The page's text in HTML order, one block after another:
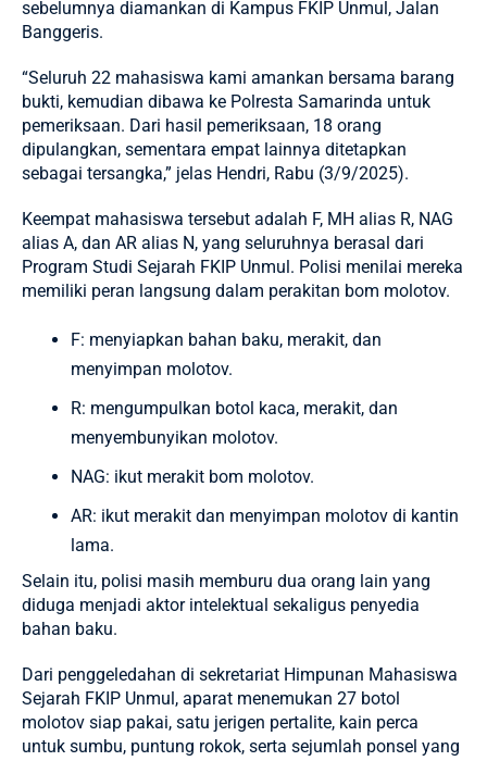
sebelumnya diamankan di Kampus FKIP Unmul, Jalan
Banggeris.
“Seluruh 22 mahasiswa kami amankan bersama barang
bukti, kemudian dibawa ke Polresta Samarinda untuk
pemeriksaan. Dari hasil pemeriksaan, 18 orang
dipulangkan, sementara empat lainnya ditetapkan
sebagai tersangka,” jelas Hendri, Rabu (3/9/2025).
Keempat mahasiswa tersebut adalah F, MH alias R, NAG
alias A, dan AR alias N, yang seluruhnya berasal dari
Program Studi Sejarah FKIP Unmul. Polisi menilai mereka
memiliki peran langsung dalam perakitan bom molotov.
F: menyiapkan bahan baku, merakit, dan
menyimpan molotov.
R: mengumpulkan botol kaca, merakit, dan
menyembunyikan molotov.
NAG: ikut merakit bom molotov.
AR: ikut merakit dan menyimpan molotov di kantin
lama.
Selain itu, polisi masih memburu dua orang lain yang
diduga menjadi aktor intelektual sekaligus penyedia
bahan baku.
Dari penggeledahan di sekretariat Himpunan Mahasiswa
Sejarah FKIP Unmul, aparat menemukan 27 botol
molotov siap pakai, satu jerigen pertalite, kain perca
untuk sumbu, puntung rokok, serta sejumlah ponsel yang